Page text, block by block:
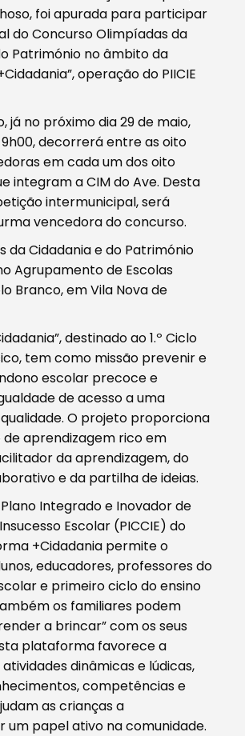
foi apurada para participar
do Concurso Olimpíadas da
Património no âmbito da
operação do PIICIE
já no próximo dia 29 de maio,
decorrerá entre as oito
em cada um dos oito
integram a CIM do Ave. Desta
intermunicipal, será
vencedora do concurso.
da Cidadania e do Património
Agrupamento de Escolas
Branco, em Vila Nova de
destinado ao 1.º Ciclo
tem como missão prevenir e
escolar precoce e
de acesso a uma
O projeto proporciona
aprendizagem rico em
da aprendizagem, do
e da partilha de ideias.
Integrado e Inovador de
Escolar (PICCIE) do
+Cidadania permite o
educadores, professores do
e primeiro ciclo do ensino
os familiares podem
a brincar” com os seus
plataforma favorece a
dinâmicas e lúdicas,
competências e
as crianças a
um papel ativo na comunidade.